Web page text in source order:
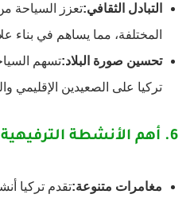
التبادل الثقافي:تعزز السياحة
المختلفة، مما يساهم في بناء
تحسين صورة البلاد:تسهم
تركيا على الصعيدين الإقليمي
6. أهم الأنشطة الترفيهية
مغامرات متنوعة:تقدم تركيا